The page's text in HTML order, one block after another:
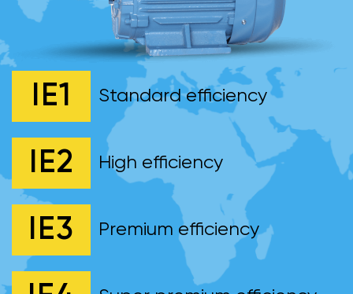
IE1 Standard efficiency
IE2 High efficiency
IE3 Premium efficiency